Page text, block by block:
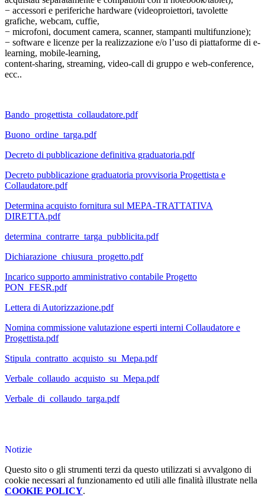
− accessori e periferiche hardware (videoproiettori, tavolette
grafiche, webcam, cuffie,
− microfoni, document camera, scanner, stampanti multifunzione);
− software e licenze per la realizzazione e/o l’uso di piattaforme di e-
learning, mobile-learning,
content-sharing, streaming, video-call di gruppo e web-conference,
ecc..
Bando_progettista_collaudatore.pdf
Buono_ordine_targa.pdf
Decreto di pubblicazione definitiva graduatoria.pdf
Decreto pubblicazione graduatoria provvisoria Progettista e
Collaudatore.pdf
Determina acquisto fornitura sul MEPA-TRATTATIVA
DIRETTA.pdf
determina_contrarre_targa_pubblicita.pdf
Dichiarazione_chiusura_progetto.pdf
Incarico supporto amministrativo contabile Progetto
PON_FESR.pdf
Lettera di Autorizzazione.pdf
Nomina commissione valutazione esperti interni Collaudatore e
Progettista.pdf
Stipula_contratto_acquisto_su_Mepa.pdf
Verbale_collaudo_acquisto_su_Mepa.pdf
Verbale_di_collaudo_targa.pdf
Notizie
Questo sito o gli strumenti terzi da questo utilizzati si avvalgono di
cookie necessari al funzionamento ed utili alle finalità illustrate nella
COOKIE POLICY.